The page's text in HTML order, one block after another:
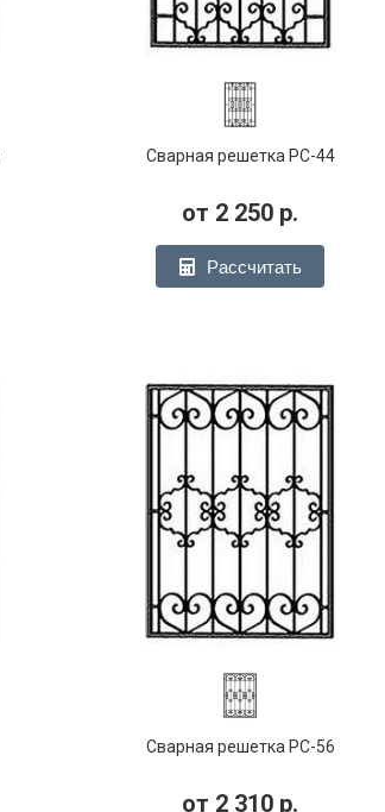
Сварная решетка РС-44
от 2 250 р.
Рассчитать
Сварная решетка РС-56
от 2 310 р.